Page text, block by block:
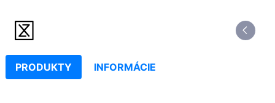
PRODUKTY INFORMÁCIE